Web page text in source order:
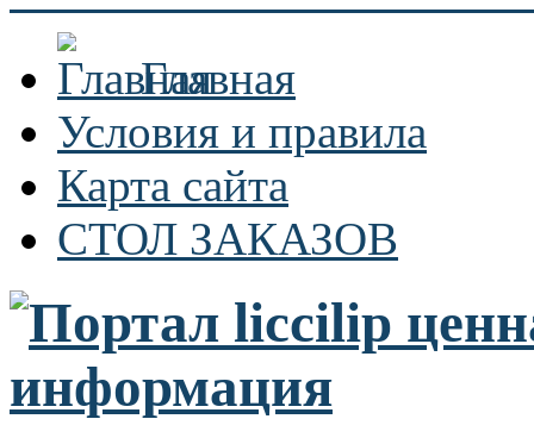
Главная
Условия и правила
Карта сайта
СТОЛ ЗАКАЗОВ